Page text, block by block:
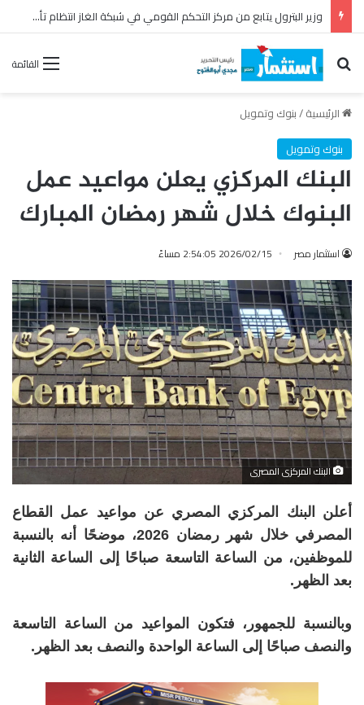
بترومنت تجدد عقد الصيانة الشاملة مع شركة أنربك لمدة ثلاث سنوات
القائمة بحث عن
الرئيسية/بنوك وتمويل
بنوك وتمويل
البنك المركزي يعلن مواعيد عمل
البنوك خلال شهر رمضان المبارك
استثمار مصر 2026/02/15 2:54:05 مساءً
البنك المركزى المصرى
أعلن البنك المركزي المصري عن مواعيد عمل القطاع
المصرفي خلال شهر رمضان 2026، موضحًا أنه بالنسبة
للموظفين، من الساعة التاسعة صباحًا إلى الساعة الثانية
بعد الظهر.
وبالنسبة للجمهور، فتكون المواعيد من الساعة التاسعة
والنصف صباحًا إلى الساعة الواحدة والنصف بعد الظهر.